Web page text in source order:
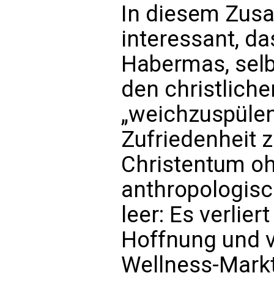
In diesem
interessant,
Habermas,
den
Zufriedenheit
Christentum
leer: Es
Hoffnung und
Wellness-